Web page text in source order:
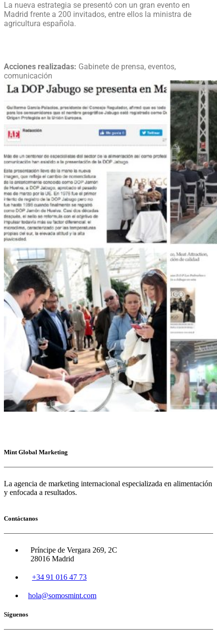
La nueva estrategia se presentó con un gran evento en
Madrid frente a 200 invitados, entre ellos la ministra de
agricultura española.
Acciones realizadas: Gabinete de prensa, eventos,
comunicación
Mint Global Marketing
La agencia de marketing internacional especializada en alimentación
y enfocada a resultados.
Contáctanos
Príncipe de Vergara 269, 2C
28016 Madrid
+34 91 016 47 73
hola@somosmint.com
Síguenos